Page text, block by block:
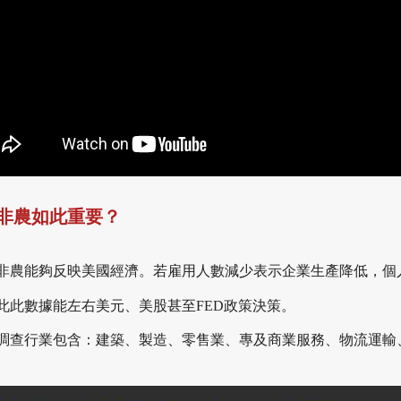
農如此重要？
農能夠反映美國經濟。若雇用人數減少表示企業生產降低，
此數據能左右美元、美股甚至FED政策決策。
查行業包含：建築、製造、零售業、專及商業服務、物流運